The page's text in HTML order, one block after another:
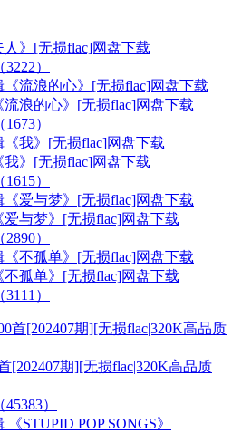
》[无损flac]网盘下载
）
流浪的心》[无损flac]网盘下载
）
我》[无损flac]网盘下载
）
爱与梦》[无损flac]网盘下载
）
不孤单》[无损flac]网盘下载
）
[202407期][无损flac|320K高品质
）